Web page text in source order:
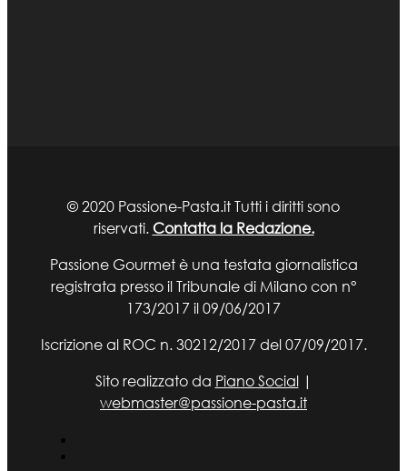
© 2020 Passione-Pasta.it Tutti i diritti sono
riservati. Contatta la Redazione.
Passione Gourmet è una testata giornalistica
registrata presso il Tribunale di Milano con n°
173/2017 il 09/06/2017
Iscrizione al ROC n. 30212/2017 del 07/09/2017.
Sito realizzato da Piano Social|
webmaster@passione-pasta.it